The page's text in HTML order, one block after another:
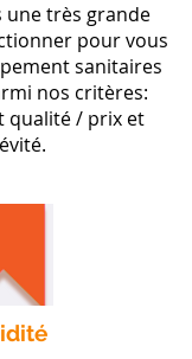
une très grande
pour vous
sanitaires
nos critères:
qualité / prix et